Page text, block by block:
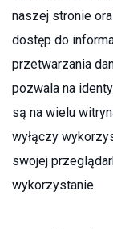
naszej stronie
dostęp do
przetwarzania
pozwala na
są na wielu
wyłączy
swojej
wykorzystanie.